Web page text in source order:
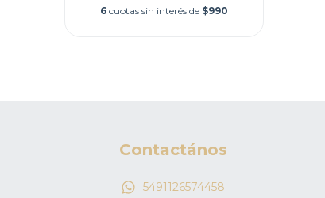
6 cuotas sin interés de $990
Contactános
5491126574458